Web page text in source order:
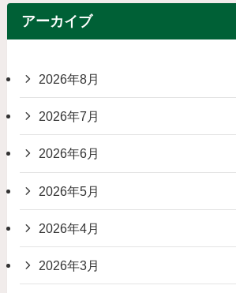
アーカイブ
2026年8月
2026年7月
2026年6月
2026年5月
2026年4月
2026年3月